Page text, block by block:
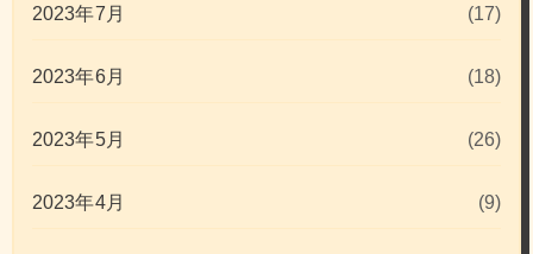
2023年7月 (17)
2023年6月 (18)
2023年5月 (26)
2023年4月 (9)